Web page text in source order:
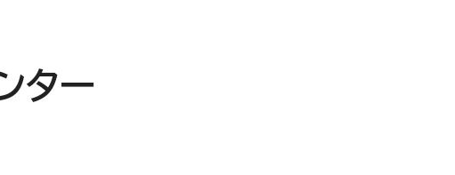
ター